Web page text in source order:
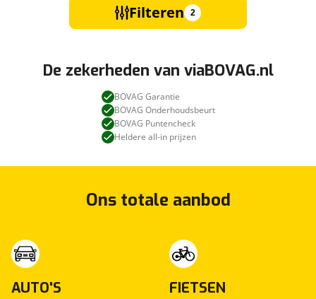
Filteren 2
De zekerheden van viaBOVAG.nl
BOVAG Garantie
BOVAG Onderhoudsbeurt
BOVAG Puntencheck
Heldere all-in prijzen
Ons totale aanbod
AUTO'S FIETSEN